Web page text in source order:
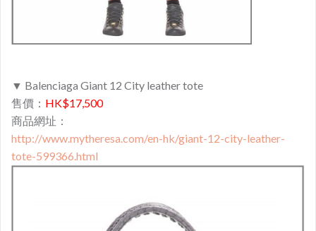
▼ Balenciaga Giant 12 City leather tote
售價：​ HK$17,500
商品網址：
http://www.mytheresa.com/en-hk/giant-12-city-leather-
tote-599366.html